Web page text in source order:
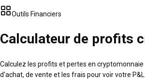
Outils Financiers
Calculateur de profits
Calculez les profits et pertes en
d'achat, de vente et les frais pour voir votre P&L